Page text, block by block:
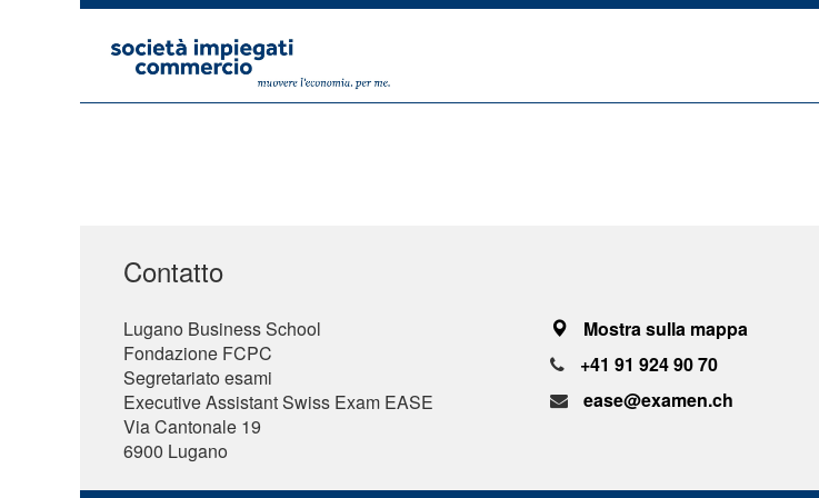
Contatto
Lugano Business School
Fondazione FCPC
Segretariato esami
Executive Assistant Swiss Exam EASE
Via Cantonale 19
6900 Lugano
Mostra sulla mappa
+41 91 924 90 70
ease@examen.ch